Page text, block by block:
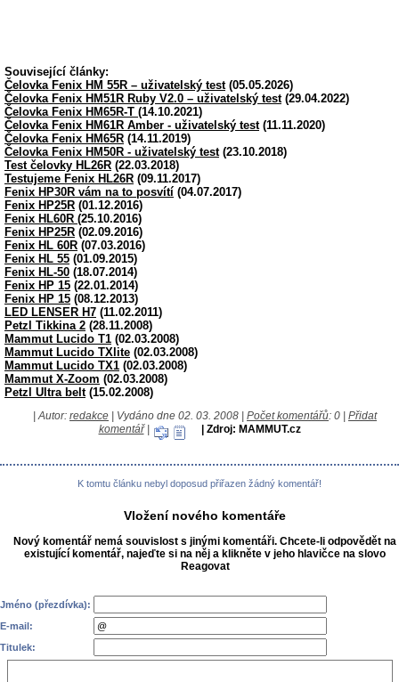
Související články:
Čelovka Fenix HM 55R – uživatelský test(05.05.2026)
Čelovka Fenix HM51R Ruby V2.0 – uživatelský test(29.04.2022)
Čelovka Fenix HM65R-T (14.10.2021)
Čelovka Fenix HM61R Amber - uživatelský test(11.11.2020)
Čelovka Fenix HM65R (14.11.2019)
Čelovka Fenix HM50R - uživatelský test(23.10.2018)
Test čelovky HL26R (22.03.2018)
Testujeme Fenix HL26R (09.11.2017)
Fenix HP30R vám na to posvítí (04.07.2017)
Fenix HP25R (01.12.2016)
Fenix HL60R (25.10.2016)
Fenix HP25R (02.09.2016)
Fenix HL 60R (07.03.2016)
Fenix HL 55 (01.09.2015)
Fenix HL-50 (18.07.2014)
Fenix HP 15 (22.01.2014)
Fenix HP 15 (08.12.2013)
LED LENSER H7 (11.02.2011)
Petzl Tikkina 2 (28.11.2008)
Mammut Lucido T1 (02.03.2008)
Mammut Lucido TXlite (02.03.2008)
Mammut Lucido TX1 (02.03.2008)
Mammut X-Zoom (02.03.2008)
Petzl Ultra belt(15.02.2008)
| Autor: redakce | Vydáno dne 02. 03. 2008 | Počet komentářů: 0 | Přidat
komentář| | Zdroj: MAMMUT.cz
K tomtu článku nebyl doposud přiřazen žádný komentář!
Vložení nového komentáře
Nový komentář nemá souvislost s jinými komentáři. Chcete-li odpovědět na
existující komentář, najeďte si na něj a klikněte v jeho hlavičce na slovo
Reagovat
Jméno (přezdívka):
E-mail:
Titulek: